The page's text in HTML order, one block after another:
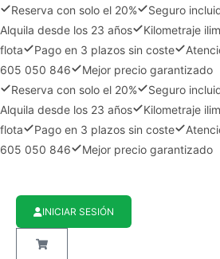
Reserva con solo el 20%
Seguro
Alquila desde los 23 años
Kilometraje
flota
Pago en 3 plazos sin coste
605 050 846
Mejor precio garantizado
Reserva con solo el 20%
Seguro
Alquila desde los 23 años
Kilometraje
flota
Pago en 3 plazos sin coste
605 050 846
Mejor precio garantizado
INICIAR SESIÓN